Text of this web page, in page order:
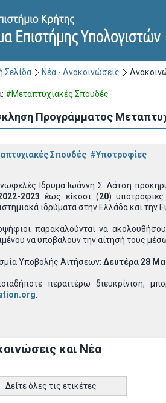
Σελίδα Νέα - Ανακοινώσεις
#Μεταπτυχιακές Σπουδές
Προγράμματος
Σπουδές #Υποτροφίες
Ιδρυμα Ιωάννη Σ. Λάτση
2023 έως είκοσι (20)
ιδρύματα στην Ελλάδα και την
παρακαλούνται να
να υποβάλουν την αίτησή τους
Υποβολής Αιτήσεων: Δευτέρα 28
περαιτέρω διευκρίνιση,
και Νέα
Δείτε όλες τις ετικέτες